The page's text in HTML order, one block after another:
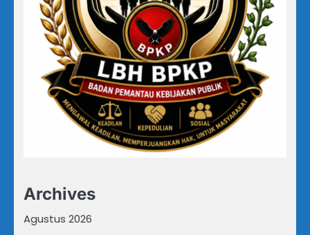
Archives
Agustus 2026